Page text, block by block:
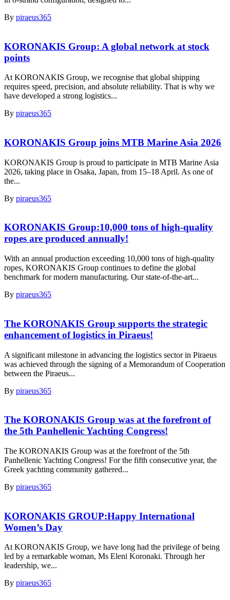
By piraeus365
KORONAKIS Group: A global network at stock
points
At KORONAKIS Group, we recognise that global shipping
requires speed, precision, and absolute reliability. That is why we
have developed a strong logistics...
By piraeus365
KORONAKIS Group joins MTB Marine Asia 2026
KORONAKIS Group is proud to participate in MTB Marine Asia
2026, taking place in Osaka, Japan, from 15–18 April. As one of
the...
By piraeus365
KORONAKIS Group:10,000 tons of high-quality
ropes are produced annually!
With an annual production exceeding 10,000 tons of high-quality
ropes, KORONAKIS Group continues to define the global
benchmark for modern manufacturing. Our state-of-the-art...
By piraeus365
The KORONAKIS Group supports the strategic
enhancement of logistics in Piraeus!
A significant milestone in advancing the logistics sector in Piraeus
was achieved through the signing of a Memorandum of Cooperation
between the Piraeus...
By piraeus365
The KORONAKIS Group was at the forefront of
the 5th Panhellenic Yachting Congress!
The KORONAKIS Group was at the forefront of the 5th
Panhellenic Yachting Congress! For the fifth consecutive year, the
Greek yachting community gathered...
By piraeus365
KORONAKIS GROUP:Happy International
Women’s Day
At KORONAKIS Group, we have long had the privilege of being
led by a remarkable woman, Ms Eleni Koronaki. Through her
leadership, we...
By piraeus365